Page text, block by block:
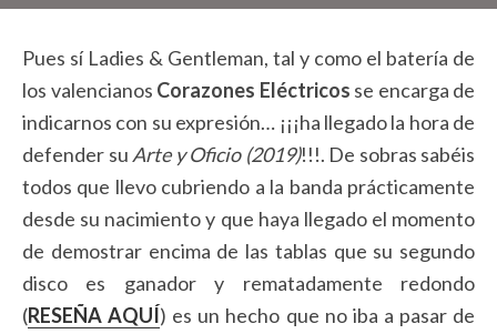
Pues sí Ladies & Gentleman, tal y como el batería de
los valencianos Corazones Eléctricos se encarga de
indicarnos con su expresión… ¡¡¡ha llegado la hora de
defender su Arte y Oficio (2019)!!!. De sobras sabéis
todos que llevo cubriendo a la banda prácticamente
desde su nacimiento y que haya llegado el momento
de demostrar encima de las tablas que su segundo
disco es ganador y rematadamente redondo
(RESEÑA AQUÍ) es un hecho que no iba a pasar de